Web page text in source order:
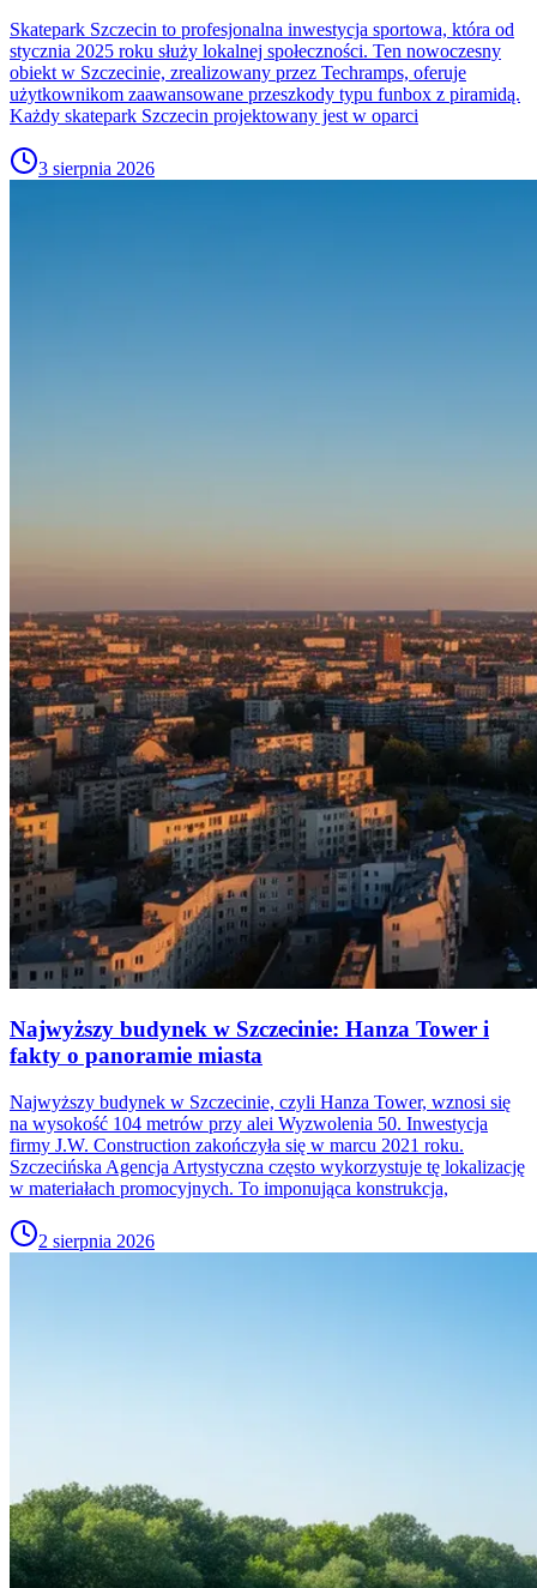
Skatepark Szczecin to profesjonalna inwestycja sportowa, która od
stycznia 2025 roku służy lokalnej społeczności. Ten nowoczesny
obiekt w Szczecinie, zrealizowany przez Techramps, oferuje
użytkownikom zaawansowane przeszkody typu funbox z piramidą.
Każdy skatepark Szczecin projektowany jest w oparci
3 sierpnia 2026
Najwyższy budynek w Szczecinie: Hanza Tower i
fakty o panoramie miasta
Najwyższy budynek w Szczecinie, czyli Hanza Tower, wznosi się
na wysokość 104 metrów przy alei Wyzwolenia 50. Inwestycja
firmy J.W. Construction zakończyła się w marcu 2021 roku.
Szczecińska Agencja Artystyczna często wykorzystuje tę lokalizację
w materiałach promocyjnych. To imponująca konstrukcja,
2 sierpnia 2026